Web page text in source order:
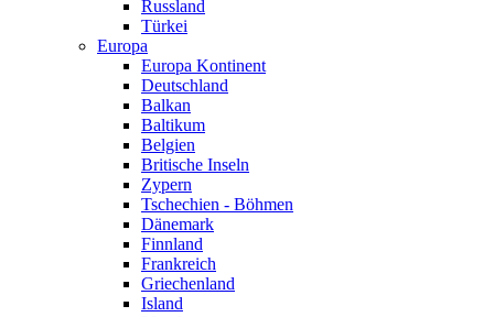
Russland
Türkei
Europa
Europa Kontinent
Deutschland
Balkan
Baltikum
Belgien
Britische Inseln
Zypern
Tschechien - Böhmen
Dänemark
Finnland
Frankreich
Griechenland
Island